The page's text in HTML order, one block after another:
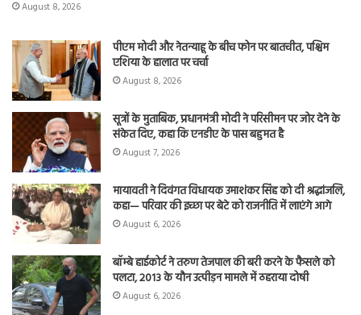
August 8, 2026
पीएम मोदी और नेतन्याहू के बीच फोन पर बातचीत, पश्चिम
एशिया के हालात पर चर्चा
August 8, 2026
सूत्रों के मुताबिक, प्रधानमंत्री मोदी ने परिसीमन पर जोर देने के
संकेत दिए, कहा कि एनडीए के पास बहुमत है
August 7, 2026
मायावती ने दिवंगत विधायक उमाशंकर सिंह को दी श्रद्धांजलि,
कहा— परिवार की इच्छा पर बेटे को राजनीति में लाएंगे आगे
August 6, 2026
बॉम्बे हाईकोर्ट ने तरुण तेजपाल की बरी करने के फैसले को
पलटा, 2013 के यौन उत्पीड़न मामले में ठहराया दोषी
August 6, 2026